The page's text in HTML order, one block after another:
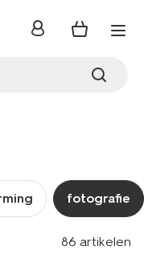
inloggen
fotografie
86 artikelen